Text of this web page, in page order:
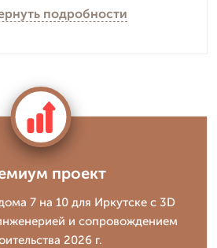
подробности
проект
7 на 10 для Иркутске с 3D
и сопровождением
2026 г.